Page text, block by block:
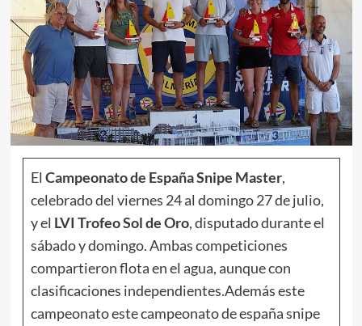
El Campeonato de España Snipe Master,
celebrado del viernes 24 al domingo 27 de julio,
y el LVI Trofeo Sol de Oro, disputado durante el
sábado y domingo. Ambas competiciones
compartieron flota en el agua, aunque con
clasificaciones independientes.Además este
campeonato este campeonato de españa snipe